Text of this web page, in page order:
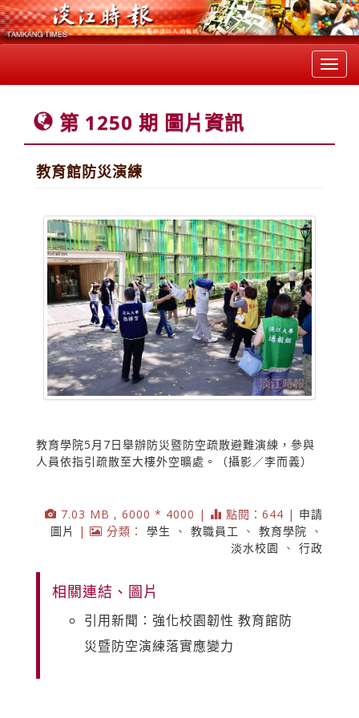
第 1250 期 圖片資訊
教育館防災演練
教育學院5月7日舉辦防災暨防空疏散避難演練，參與
人員依指引疏散至大樓外空曠處。（攝影／李而義）
7.03 MB , 6000 * 4000 | 點閱：644 | 申請
圖片
| 分類： 學生 、 教職員工 、 教育學院 、
淡水校園
、 行政
相關連結、圖片
引用新聞：強化校園韌性 教育館防
災暨防空演練落實應變力